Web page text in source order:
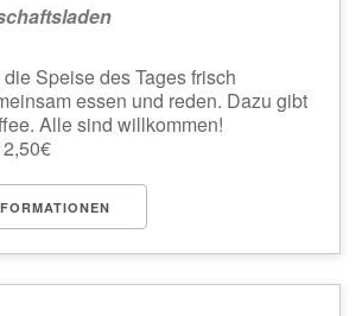
Speise des Tages frisch
essen und reden. Dazu gibt
Alle sind willkommen!